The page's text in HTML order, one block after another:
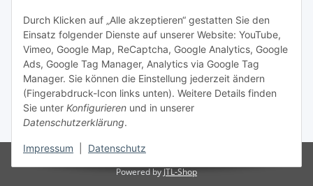
Durch Klicken auf „Alle akzeptieren“ gestatten Sie den
Einsatz folgender Dienste auf unserer Website: YouTube,
Vimeo, Google Map, ReCaptcha, Google Analytics, Google
Ads, Google Tag Manager, Analytics via Google Tag
Manager. Sie können die Einstellung jederzeit ändern
(Fingerabdruck-Icon links unten). Weitere Details finden
Sie unter Konfigurieren und in unserer
Datenschutzerklärung.
Impressum Datenschutz
Vertrag widerrufen
* Alle Preise inkl. gesetzlicher USt., zzgl.
Powered byJTL-Shop